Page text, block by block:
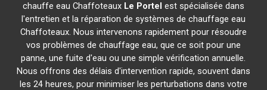
chauffe eau Chaffoteaux Le Portel est spécialisée dans
l'entretien et la réparation de systèmes de chauffage eau
Chaffoteaux. Nous intervenons rapidement pour résoudre
vos problèmes de chauffage eau, que ce soit pour une
panne, une fuite d'eau ou une simple vérification annuelle.
Nous offrons des délais d'intervention rapide, souvent dans
les 24 heures, pour minimiser les perturbations dans votre